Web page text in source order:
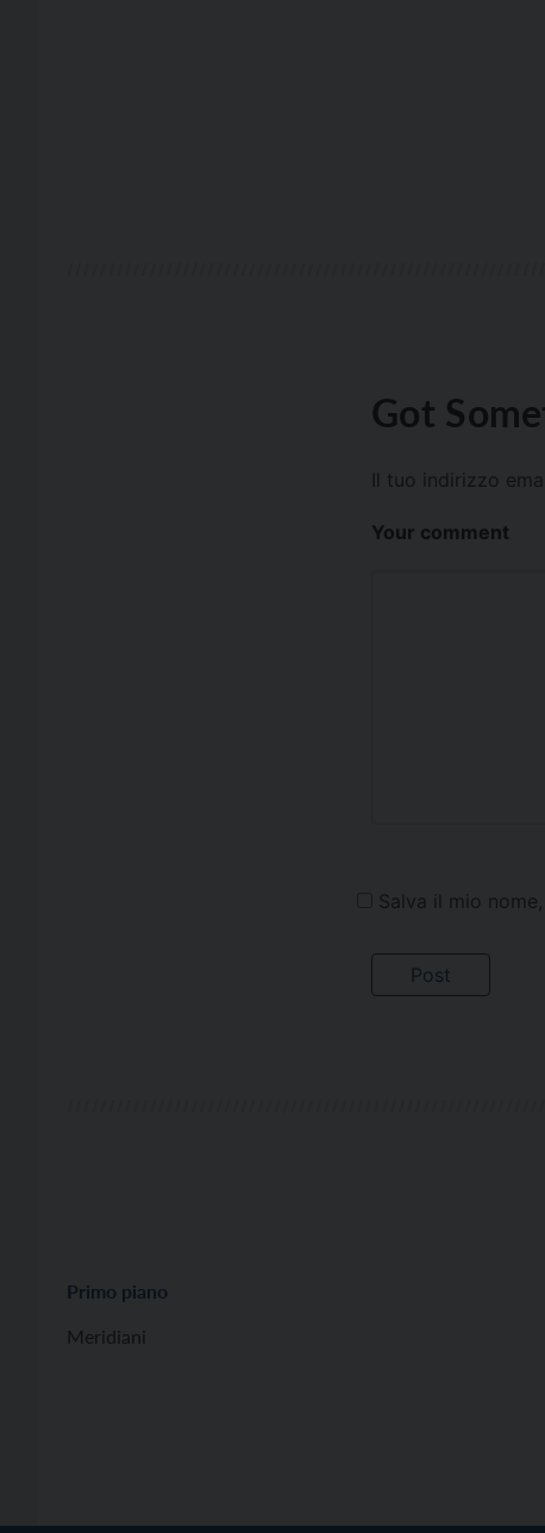
Got
Il tuo indirizzo
Your comment
Salva il mio
Primo piano
Meridiani